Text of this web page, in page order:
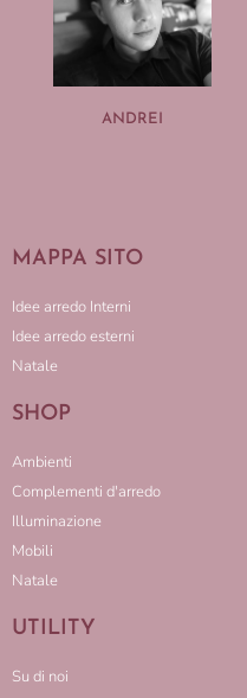
ANDREI
MAPPA SITO
Idee arredo Interni
Idee arredo esterni
Natale
SHOP
Ambienti
Complementi d'arredo
Illuminazione
Mobili
Natale
UTILITY
Su di noi